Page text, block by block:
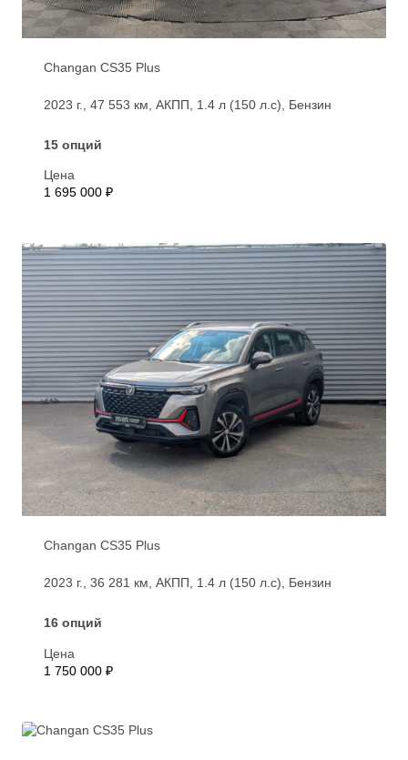
Changan CS35 Plus
2023 г., 47 553 км, АКПП, 1.4 л (150 л.с), Бензин
15 опций
Цена
1 695 000 ₽
Changan CS35 Plus
2023 г., 36 281 км, АКПП, 1.4 л (150 л.с), Бензин
16 опций
Цена
1 750 000 ₽